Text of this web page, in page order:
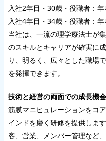
入社2年目・30歳・役職者：
入社4年目・34歳・役職者：
当社は、一流の理学療法士が
のスキルとキャリアが確実に
り、明るく、広々とした職場
を発揮できます。
技術と経営の両面での成長機会
筋膜マニピュレーションをコ
インドを磨く研修を提供しま
客、営業、メンバー管理など